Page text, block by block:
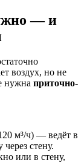
— и
воздух, но не
нужна приточно-
м³/ч) — ведёт в
стену.
или в стену,